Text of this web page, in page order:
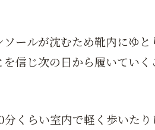
ソールが沈むため靴内にゆ
信じ次の日から履いていく
くらい室内で軽く歩いたり